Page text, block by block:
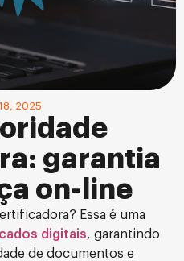
2025
garantia
on-line
Essa é uma
digitais, garantindo
de documentos e